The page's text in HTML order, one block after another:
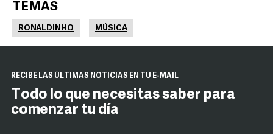
TEMAS
RONALDINHO MÚSICA
RECIBE LAS ÚLTIMAS NOTICIAS EN TU E-MAIL
Todo lo que necesitas saber para
comenzar tu día